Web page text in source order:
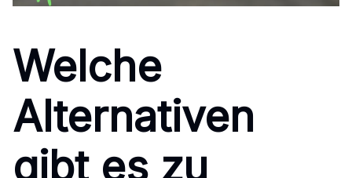
Welche
Alternativen
gibt es zu